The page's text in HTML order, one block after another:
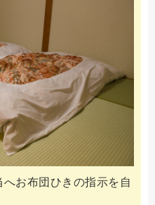
お布団ひきの指示を自